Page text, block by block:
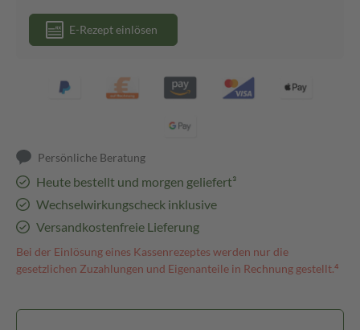
E-Rezept einlösen
Persönliche Beratung
Heute bestellt und morgen geliefert³
Wechselwirkungscheck inklusive
Versandkostenfreie Lieferung
Bei der Einlösung eines Kassenrezeptes werden nur die
gesetzlichen Zuzahlungen und Eigenanteile in Rechnung gestellt.⁴